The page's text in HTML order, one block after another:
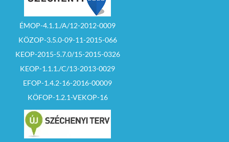
ÉMOP-4.1.1./A/12-2012-0009
KÖZOP-3.5.0-09-11-2015-066
KEOP-2015-5.7.0/15-2015-0326
KEOP-1.1.1./C/13-2013-0029
EFOP-1.4.2-16-2016-00009
KÖFOP-1.2.1-VEKOP-16